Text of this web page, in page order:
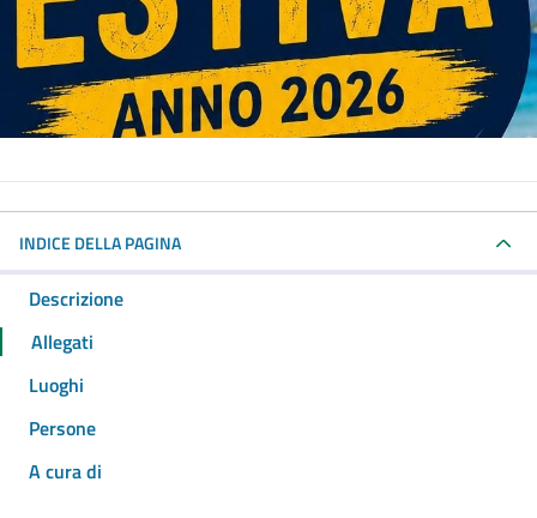
INDICE DELLA PAGINA
Descrizione
Allegati
Luoghi
Persone
A cura di